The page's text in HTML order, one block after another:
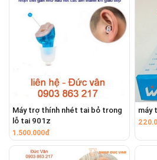
Máy trợ thính nhét tai bỏ trong
lỗ tai 901z
1.500.000đ
máy